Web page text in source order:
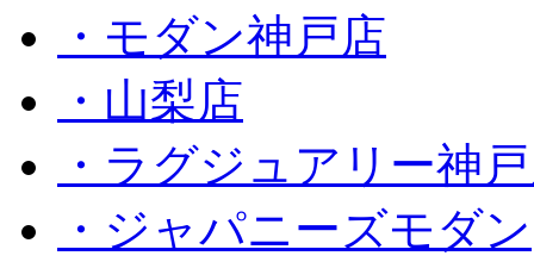
・モダン神戸店
・山梨店
・ラグジュアリー神
・ジャパニーズモダン